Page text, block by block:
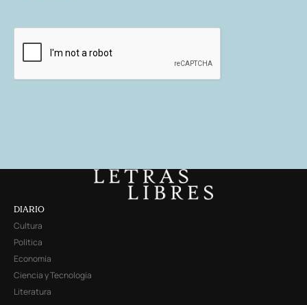
DIARIO
Cultura
Política
Economía
Ciencia y Tecnología
Literatura